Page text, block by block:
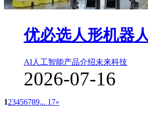
优必选人形机器
AI人工智能产品介绍未来科技
2026-07-16
123456789... 17»